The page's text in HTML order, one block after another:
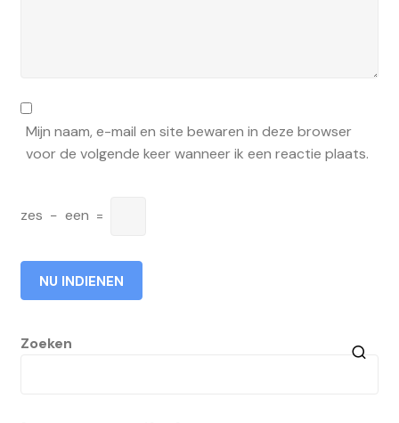
Mijn naam, e-mail en site bewaren in deze browser
voor de volgende keer wanneer ik een reactie plaats.
zes − een =
Zoeken